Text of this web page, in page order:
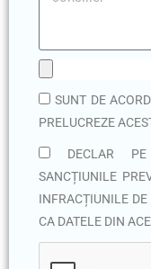
SUNT DE
PRELUCREZE
DECLAR
SANCȚIUNILE
INFRACȚIUNILE
CA DATELE DIN